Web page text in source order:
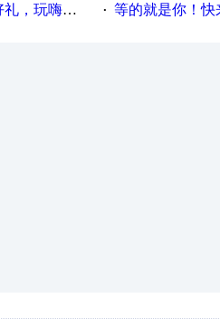
玩嗨夏日！ · 等的就是你！快来